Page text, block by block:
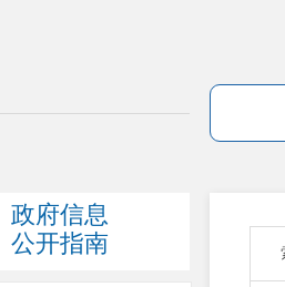
政府信息
公开指南